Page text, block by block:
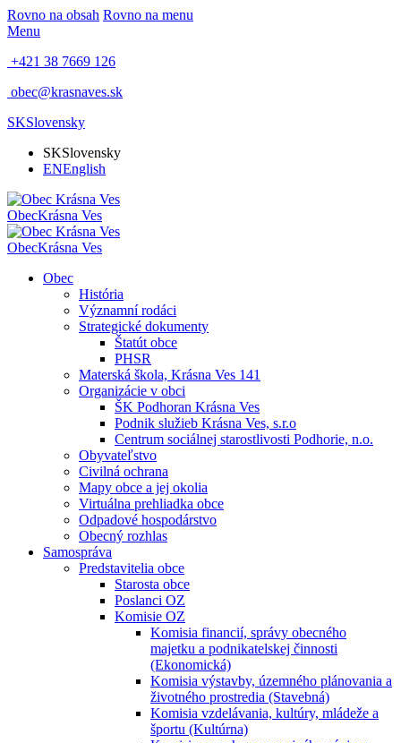
Rovno na obsah Rovno na menu
Menu
+421 38 7669 126
obec@krasnaves.sk
SKSlovensky
SKSlovensky
ENEnglish
ObecKrásna Ves
ObecKrásna Ves
Obec
História
Významní rodáci
Strategické dokumenty
Štatút obce
PHSR
Materská škola, Krásna Ves 141
Organizácie v obci
ŠK Podhoran Krásna Ves
Podnik služieb Krásna Ves, s.r.o
Centrum sociálnej starostlivosti Podhorie, n.o.
Obyvateľstvo
Civilná ochrana
Mapy obce a jej okolia
Virtuálna prehliadka obce
Odpadové hospodárstvo
Obecný rozhlas
Samospráva
Predstavitelia obce
Starosta obce
Poslanci OZ
Komisie OZ
Komisia financií, správy obecného
majetku a podnikatelskej činnosti
(Ekonomická)
Komisia výstavby, územného plánovania a
životného prostredia (Stavebná)
Komisia vzdelávania, kultúry, mládeže a
športu (Kultúrna)